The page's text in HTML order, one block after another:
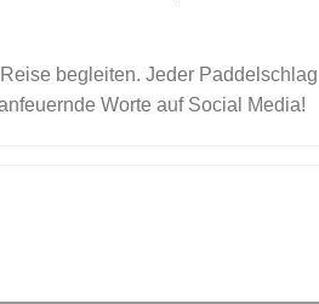
begleiten. Jeder Paddelschlag
Worte auf Social Media!